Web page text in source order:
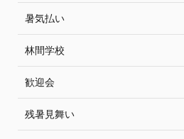
暑気払い
林間学校
歓迎会
残暑見舞い